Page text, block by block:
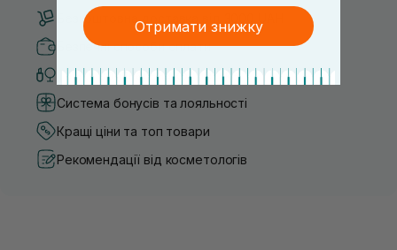
Безкоштовна доставка від 3000 UAH
Безпечні способи оплати
Тільки оригінальна косметика
Система бонусів та лояльності
Кращі ціни та топ товари
Рекомендації від косметологів
Отримати знижку